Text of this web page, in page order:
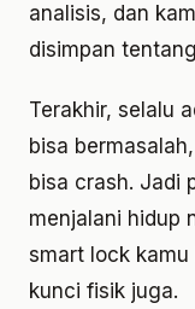
analisis, dan
disimpan
Terakhir, selalu
bisa
bisa crash. Jadi
menjalani hidup
smart lock kamu
kunci fisik juga.